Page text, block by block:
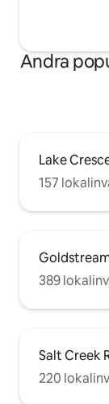
Andra
Lake
157
389
Salt Creek
220